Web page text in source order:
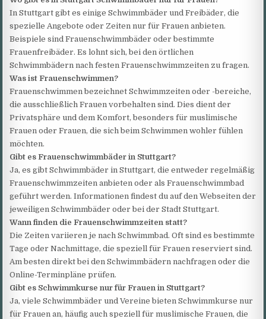
In Stuttgart gibt es einige Schwimmbäder und Freibäder, die
spezielle Angebote oder Zeiten nur für Frauen anbieten.
Beispiele sind Frauenschwimmbäder oder bestimmte
Frauenfreibäder. Es lohnt sich, bei den örtlichen
Schwimmbädern nach festen Frauenschwimmzeiten zu fragen.
Was ist Frauenschwimmen?
Frauenschwimmen bezeichnet Schwimmzeiten oder -bereiche,
die ausschließlich Frauen vorbehalten sind. Dies dient der
Privatsphäre und dem Komfort, besonders für muslimische
Frauen oder Frauen, die sich beim Schwimmen wohler fühlen
möchten.
Gibt es Frauenschwimmbäder in Stuttgart?
Ja, es gibt Schwimmbäder in Stuttgart, die entweder regelmäßig
Frauenschwimmzeiten anbieten oder als Frauenschwimmbad
geführt werden. Informationen findest du auf den Webseiten der
jeweiligen Schwimmbäder oder bei der Stadt Stuttgart.
Wann finden die Frauenschwimmzeiten statt?
Die Zeiten variieren je nach Schwimmbad. Oft sind es bestimmte
Tage oder Nachmittage, die speziell für Frauen reserviert sind.
Am besten direkt bei den Schwimmbädern nachfragen oder die
Online-Terminpläne prüfen.
Gibt es Schwimmkurse nur für Frauen in Stuttgart?
Ja, viele Schwimmbäder und Vereine bieten Schwimmkurse nur
für Frauen an, häufig auch speziell für muslimische Frauen, die